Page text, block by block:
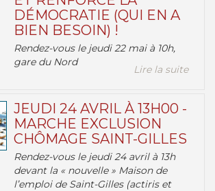
DÉMOCRATIE (QUI EN A
BIEN BESOIN) !
Rendez-vous le jeudi 22 mai à 10h,
gare du Nord
Lire la suite
JEUDI 24 AVRIL À 13H00 -
MARCHE EXCLUSION
CHÔMAGE SAINT-GILLES
Rendez-vous le jeudi 24 avril à 13h
devant la « nouvelle » Maison de
l’emploi de Saint-Gilles (actiris et